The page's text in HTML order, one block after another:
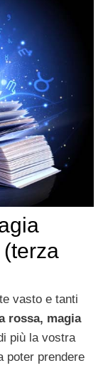
vasto e tanti
rossa, magia
più la vostra
poter prendere